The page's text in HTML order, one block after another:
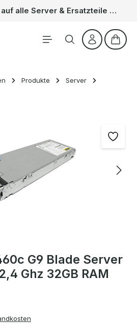
Sommer-Deal: 15% auf alle Server & Ersatzteile – Kein Code nötig, der Rabatt wird automatisch im Warenkorb abgezogen. Gültig vom 01.06. bis 31.08.
Produkte
Server
G9 Blade Server
Ghz 32GB RAM